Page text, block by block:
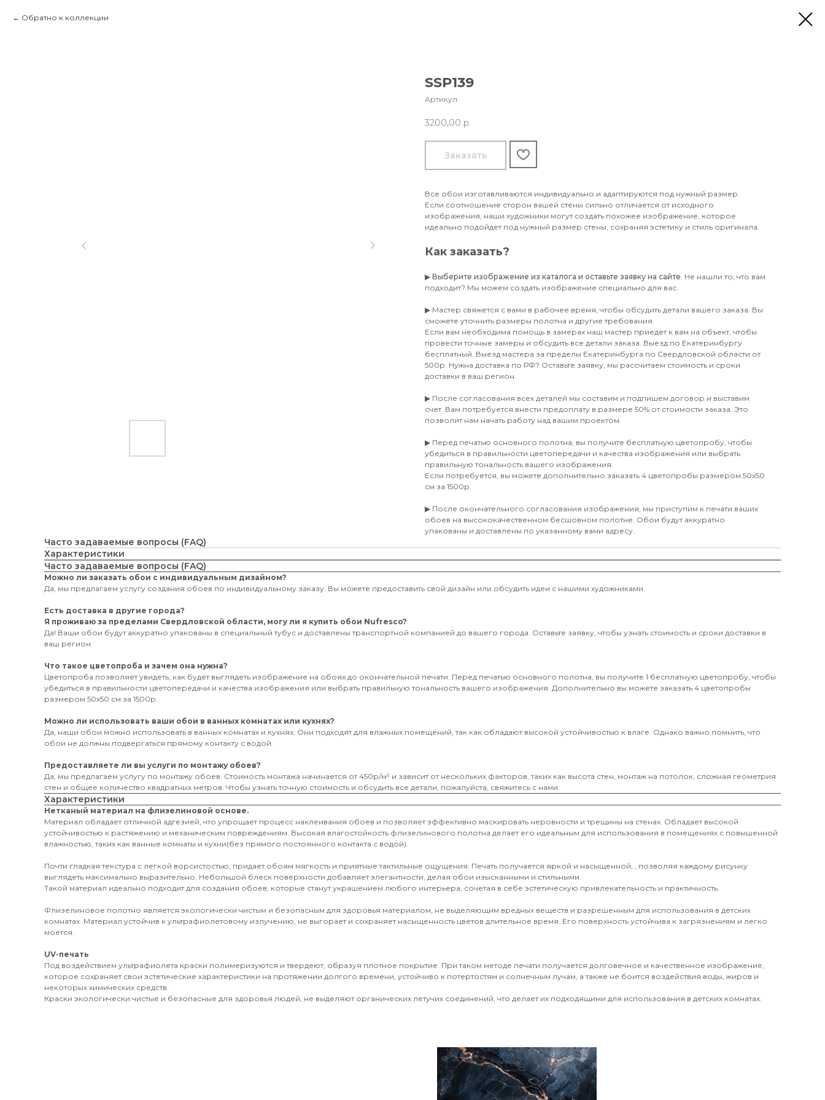
Обратно к коллекции
SSP139
Артикул:
3200,00 р.
Заказать
Все обои изготавливаются индивидуально и адаптируются под нужный размер.
Если соотношение сторон вашей стены сильно отличается от исходного
изображения, наши художники могут создать похожее изображение, которое
идеально подойдет под нужный размер стены, сохраняя эстетику и стиль оригинала.
Как заказать?
▶ Выберите изображение из каталога и оставьте заявку на сайте. Не нашли то, что вам
подходит? Мы можем создать изображение специально для вас.
▶ Мастер свяжется с вами в рабочее время, чтобы обсудить детали вашего заказа. Вы
сможете уточнить размеры полотна и другие требования.
Если вам необходима помощь в замерах наш мастер приедет к вам на объект, чтобы
провести точные замеры и обсудить все детали заказа. Выезд по Екатеринбургу
бесплатный. Выезд мастера за пределы Екатеринбурга по Свердловской области от
500р. Нужна доставка по РФ? Оставьте заявку, мы рассчитаем стоимость и сроки
доставки в ваш регион.
▶ После согласования всех деталей мы составим и подпишем договор и выставим
счет. Вам потребуется внести предоплату в размере 50% от стоимости заказа. Это
позволит нам начать работу над вашим проектом.
▶ Перед печатью основного полотна, вы получите бесплатную цветопробу, чтобы
убедиться в правильности цветопередачи и качества изображения или выбрать
правильную тональность вашего изображения.
Если потребуется, вы можете дополнительно заказать 4 цветопробы размером 50х50
см за 1500р.
▶ После окончательного согласования изображения, мы приступим к печати ваших
обоев на высококачественном бесшовном полотне. Обои будут аккуратно
упакованы и доставлены по указанному вами адресу.
Часто задаваемые вопросы (FAQ)
Характеристики
Часто задаваемые вопросы (FAQ)
Можно ли заказать обои с индивидуальным дизайном?
Да, мы предлагаем услугу создания обоев по индивидуальному заказу. Вы можете предоставить свой дизайн или обсудить идеи с нашими художниками.
Есть доставка в другие города?
Я проживаю за пределами Свердловской области, могу ли я купить обои Nufresco?
Да! Ваши обои будут аккуратно упакованы в специальный тубус и доставлены транспортной компанией до вашего города. Оставьте заявку, чтобы узнать стоимость и сроки доставки в
ваш регион.
Что такое цветопроба и зачем она нужна?
Цветопроба позволяет увидеть, как будет выглядеть изображение на обоях до окончательной печати. Перед печатью основного полотна, вы получите 1 бесплатную цветопробу, чтобы
убедиться в правильности цветопередачи и качества изображения или выбрать правильную тональность вашего изображения. Дополнительно вы можете заказать 4 цветопробы
размером 50х50 см за 1500р.
Можно ли использовать ваши обои в ванных комнатах или кухнях?
Да, наши обои можно использовать в ванных комнатах и кухнях. Они подходят для влажных помещений, так как обладают высокой устойчивостью к влаге. Однако важно помнить, что
обои не должны подвергаться прямому контакту с водой.
Предоставляете ли вы услуги по монтажу обоев?
Да, мы предлагаем услугу по монтажу обоев. Стоимость монтажа начинается от 450р/м² и зависит от нескольких факторов, таких как высота стен, монтаж на потолок, сложная геометрия
стен и общее количество квадратных метров. Чтобы узнать точную стоимость и обсудить все детали, пожалуйста, свяжитесь с нами.
Характеристики
Нетканый материал на флизелиновой основе.
Материал обладает отличной адгезией, что упрощает процесс наклеивания обоев и позволяет эффективно маскировать неровности и трещины на стенах. Обладает высокой
устойчивостью к растяжению и механическим повреждениям. Высокая влагостойкость флизелинового полотна делает его идеальным для использования в помещениях с повышенной
влажностью, таких как ванные комнаты и кухни(без прямого постоянного контакта с водой).
Почти гладкая текстура с легкой ворсистостью, придает обоям мягкость и приятные тактильные ощущения. Печать получается яркой и насыщенной, , позволяя каждому рисунку
выглядеть максимально выразительно. Небольшой блеск поверхности добавляет элегантности, делая обои изысканными и стильными.
Такой материал идеально подходит для создания обоев, которые станут украшением любого интерьера, сочетая в себе эстетическую привлекательность и практичность.
Флизелиновое полотно является экологически чистым и безопасным для здоровья материалом, не выделяющим вредных веществ и разрешенным для использования в детских
комнатах. Материал устойчив к ультрафиолетовому излучению, не выгорает и сохраняет насыщенность цветов длительное время. Его поверхность устойчива к загрязнениям и легко
моется.
UV-печать
Под воздействием ультрафиолета краски полимеризуются и твердеют, образуя плотное покрытие. При таком методе печати получается долговечное и качественное изображение,
которое сохраняет свои эстетические характеристики на протяжении долгого времени, устойчиво к потертостям и солнечным лучам, а также не боится воздействия воды, жиров и
некоторых химических средств.
Краски экологически чистые и безопасные для здоровья людей, не выделяют органических летучих соединений, что делает их подходящими для использования в детских комнатах.